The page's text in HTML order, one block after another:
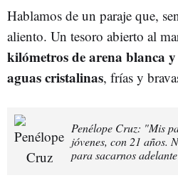
Hablamos de un paraje que,
aliento. Un tesoro abierto al
kilómetros de arena blanca
aguas cristalinas, frías y
Penélope Cruz: "Mis
jóvenes, con 21 años.
para sacarnos